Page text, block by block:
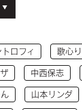
ロフィ 歌心
中西保志
山本リンダ